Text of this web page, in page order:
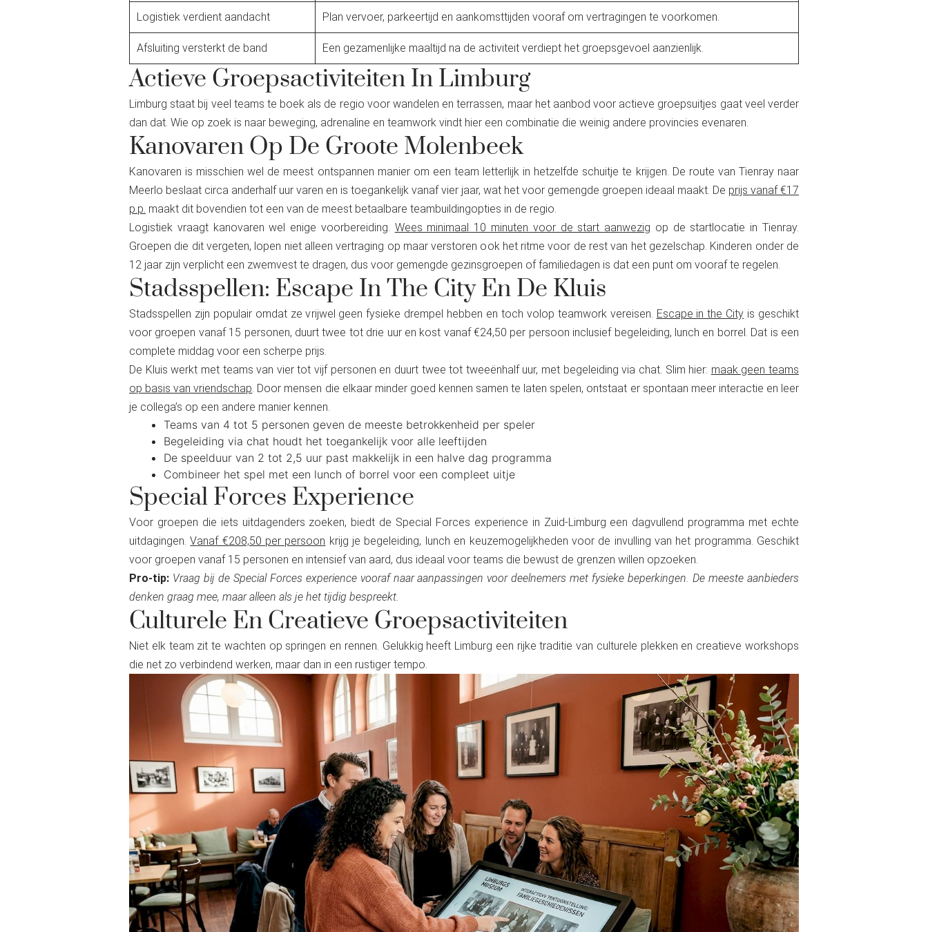
Logistiek verdient aandacht Plan vervoer, parkeertijd en aankomsttijden vooraf om vertragingen te voorkomen.
Afsluiting versterkt de band Een gezamenlijke maaltijd na de activiteit verdiept het groepsgevoel aanzienlijk.
Actieve Groepsactiviteiten In Limburg
Limburg staat bij veel teams te boek als de regio voor wandelen en terrassen, maar het aanbod voor actieve groepsuitjes gaat veel verder
dan dat. Wie op zoek is naar beweging, adrenaline en teamwork vindt hier een combinatie die weinig andere provincies evenaren.
Kanovaren Op De Groote Molenbeek
Kanovaren is misschien wel de meest ontspannen manier om een team letterlijk in hetzelfde schuitje te krijgen. De route van Tienray naar
Meerlo beslaat circa anderhalf uur varen en is toegankelijk vanaf vier jaar, wat het voor gemengde groepen ideaal maakt. De prijs vanaf €17
p.p. maakt dit bovendien tot een van de meest betaalbare teambuildingopties in de regio.
Logistiek vraagt kanovaren wel enige voorbereiding. Wees minimaal 10 minuten voor de start aanwezig op de startlocatie in Tienray.
Groepen die dit vergeten, lopen niet alleen vertraging op maar verstoren ook het ritme voor de rest van het gezelschap. Kinderen onder de
12 jaar zijn verplicht een zwemvest te dragen, dus voor gemengde gezinsgroepen of familiedagen is dat een punt om vooraf te regelen.
Stadsspellen: Escape In The City En De Kluis
Stadsspellen zijn populair omdat ze vrijwel geen fysieke drempel hebben en toch volop teamwork vereisen. Escape in the City is geschikt
voor groepen vanaf 15 personen, duurt twee tot drie uur en kost vanaf €24,50 per persoon inclusief begeleiding, lunch en borrel. Dat is een
complete middag voor een scherpe prijs.
De Kluis werkt met teams van vier tot vijf personen en duurt twee tot tweeënhalf uur, met begeleiding via chat. Slim hier: maak geen teams
op basis van vriendschap. Door mensen die elkaar minder goed kennen samen te laten spelen, ontstaat er spontaan meer interactie en leer
je collega’s op een andere manier kennen.
Teams van 4 tot 5 personen geven de meeste betrokkenheid per speler
Begeleiding via chat houdt het toegankelijk voor alle leeftijden
De speelduur van 2 tot 2,5 uur past makkelijk in een halve dag programma
Combineer het spel met een lunch of borrel voor een compleet uitje
Special Forces Experience
Voor groepen die iets uitdagenders zoeken, biedt de Special Forces experience in Zuid-Limburg een dagvullend programma met echte
uitdagingen.Vanaf €208,50 per persoon krijg je begeleiding, lunch en keuzemogelijkheden voor de invulling van het programma. Geschikt
voor groepen vanaf 15 personen en intensief van aard, dus ideaal voor teams die bewust de grenzen willen opzoeken.
Pro-tip: Vraag bij de Special Forces experience vooraf naar aanpassingen voor deelnemers met fysieke beperkingen. De meeste aanbieders
denken graag mee, maar alleen als je het tijdig bespreekt.
Culturele En Creatieve Groepsactiviteiten
Niet elk team zit te wachten op springen en rennen. Gelukkig heeft Limburg een rijke traditie van culturele plekken en creatieve workshops
die net zo verbindend werken, maar dan in een rustiger tempo.